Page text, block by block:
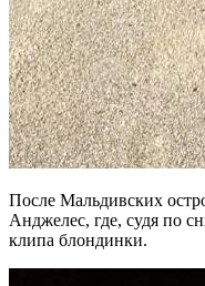
После Мальдивских
Анджелес, где, судя по
клипа блондинки.